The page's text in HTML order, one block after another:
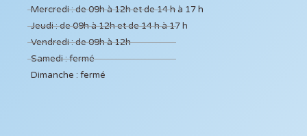
Mercredi : de 09h à 12h et de 14 h à 17 h
Jeudi : de 09h à 12h et de 14 h à 17 h
Vendredi : de 09h à 12h
Samedi : fermé
Dimanche : fermé